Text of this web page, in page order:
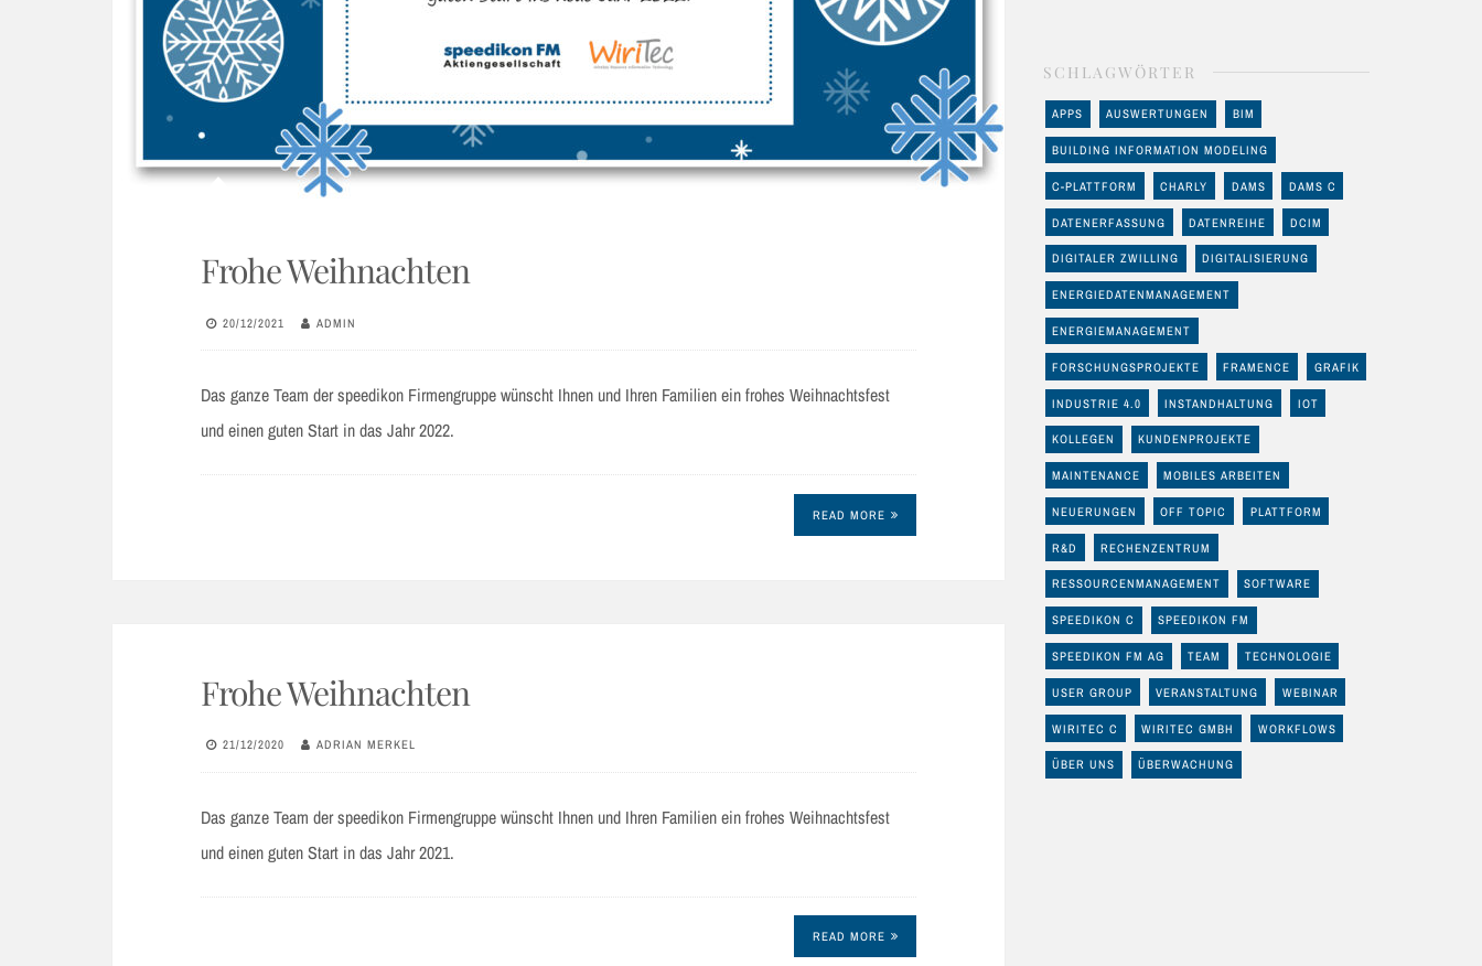
Frohe Weihnachten
20/12/2021 ADMIN
Das ganze Team der speedikon Firmengruppe wünscht Ihnen und Ihren Familien ein frohes Weihnachtsfest
und einen guten Start in das Jahr 2022.
READ MORE
Frohe Weihnachten
21/12/2020 ADRIAN MERKEL
Das ganze Team der speedikon Firmengruppe wünscht Ihnen und Ihren Familien ein frohes Weihnachtsfest
und einen guten Start in das Jahr 2021.
READ MORE
SCHLAGWÖRTER
APPS AUSWERTUNGEN BIM
BUILDING INFORMATION MODELING
C-PLATTFORM CHARLY DAMS DAMS C
DATENERFASSUNG DATENREIHE DCIM
DIGITALER ZWILLING DIGITALISIERUNG
ENERGIEDATENMANAGEMENT
ENERGIEMANAGEMENT
FORSCHUNGSPROJEKTE FRAMENCE GRAFIK
INDUSTRIE 4.0 INSTANDHALTUNG IOT
KOLLEGEN KUNDENPROJEKTE
MAINTENANCE MOBILES ARBEITEN
NEUERUNGEN OFF TOPIC PLATTFORM
R&D RECHENZENTRUM
RESSOURCENMANAGEMENT SOFTWARE
SPEEDIKON C SPEEDIKON FM
SPEEDIKON FM AG TEAM TECHNOLOGIE
USER GROUP VERANSTALTUNG WEBINAR
WIRITEC C WIRITEC GMBH WORKFLOWS
ÜBER UNS ÜBERWACHUNG